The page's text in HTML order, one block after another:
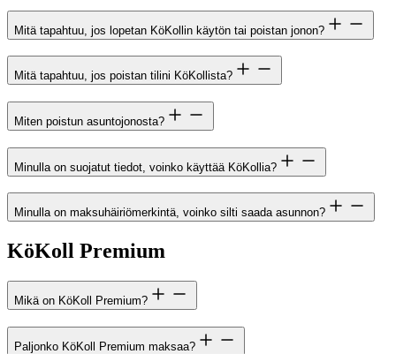
Mitä tapahtuu, jos lopetan KöKollin käytön tai poistan jonon?
Mitä tapahtuu, jos poistan tilini KöKollista?
Miten poistun asuntojonosta?
Minulla on suojatut tiedot, voinko käyttää KöKollia?
Minulla on maksuhäiriömerkintä, voinko silti saada asunnon?
KöKoll Premium
Mikä on KöKoll Premium?
Paljonko KöKoll Premium maksaa?